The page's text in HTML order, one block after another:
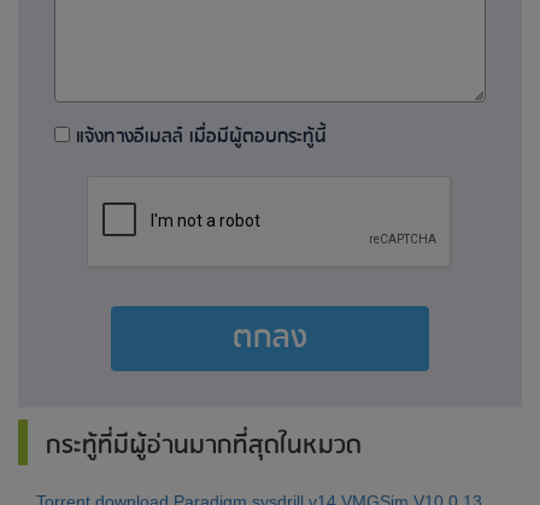
แจ้งทางอีเมลล์ เมื่อมีผู้ตอบกระทู้นี้
ตกลง
กระทู้ที่มีผู้อ่านมากที่สุดในหมวด